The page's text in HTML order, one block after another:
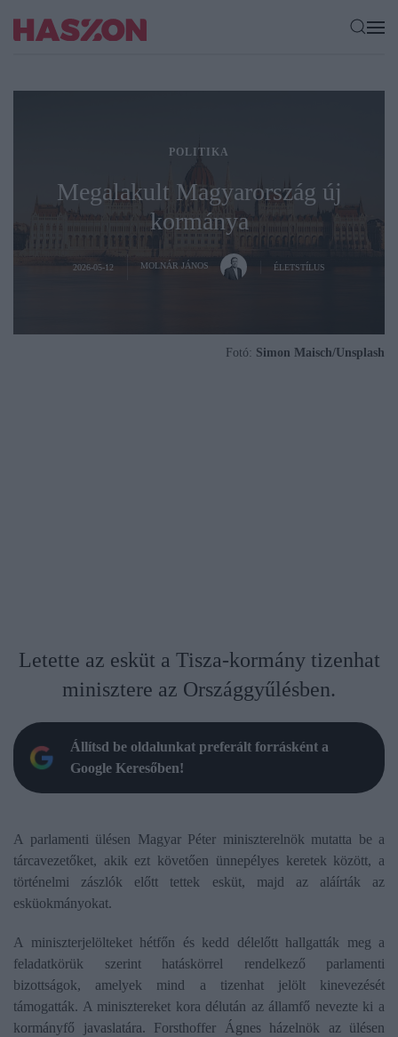
POLITIKA
Megalakult Magyarország új
kormánya
2026-05-12 MOLNÁR JÁNOS ÉLETSTÍLUS
Fotó: Simon Maisch/Unsplash
Letette az esküt a Tisza-kormány tizenhat
minisztere az Országgyűlésben.
Állítsd be oldalunkat preferált forrásként a
Google Keresőben!
A parlamenti ülésen Magyar Péter miniszterelnök mutatta be a
tárcavezetőket, akik ezt követően ünnepélyes keretek között, a
történelmi zászlók előtt tettek esküt, majd az aláírták az
esküokmányokat.
A miniszterjelölteket hétfőn és kedd délelőtt hallgatták meg a
feladatkörük szerint hatáskörrel rendelkező parlamenti
bizottságok, amelyek mind a tizenhat jelölt kinevezését
támogatták. A minisztereket kora délután az államfő nevezte ki a
kormányfő javaslatára. Forsthoffer Ágnes házelnök az ülésen